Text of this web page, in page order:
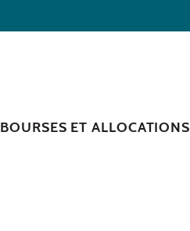
BOURSES ET ALLOCATIONS